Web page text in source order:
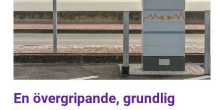
En övergripande, grundlig